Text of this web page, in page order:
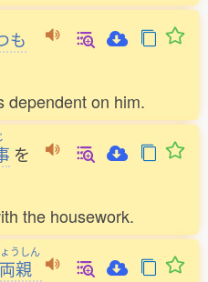
も
dependent on him.
を
the housework.
うしん
両親